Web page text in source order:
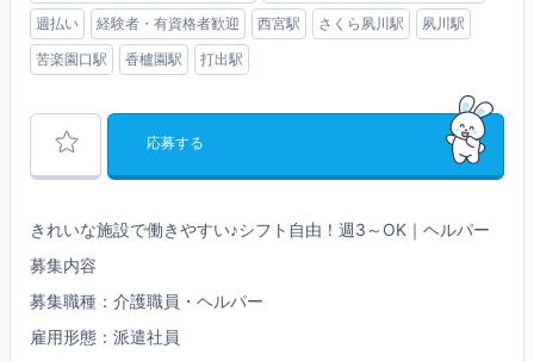
週払い
経験者・有資格者歓迎 西宮駅 さくら夙川駅
夙川駅
苦楽園口駅
香櫨園駅 打出駅
応募する
きれいな施設で働きやすい♪シフト自由！週3～OK｜ヘルパー
募集内容
募集職種：介護職員・ヘルパー
雇用形態：派遣社員